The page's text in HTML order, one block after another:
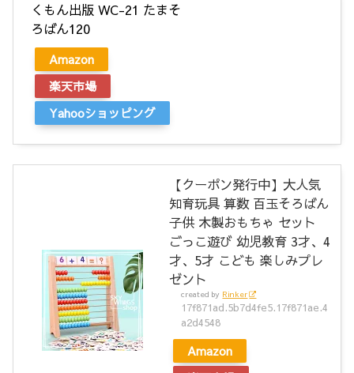
くもん出版 WC-21 たまそ
ろばん120
Amazon
楽天市場
Yahooショッピング
【クーポン発行中】大人気
知育玩具 算数 百玉そろばん
子供 木製おもちゃ セット
ごっこ遊び 幼児教育 3才、4
才、5才 こども 楽しみプレ
ゼント
created by Rinker
17f871ad.5b7d4fe5.17f871ae.4
a2d4548
Amazon